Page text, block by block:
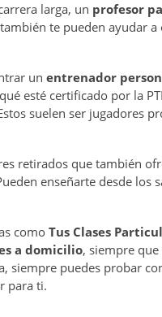
larga, un profesor
te pueden ayudar
un entrenador
esté certificado por la
suelen ser jugadores
retirados que también
enseñarte desde los
como Tus Clases
a domicilio, siempre
siempre puedes probar
para ti.